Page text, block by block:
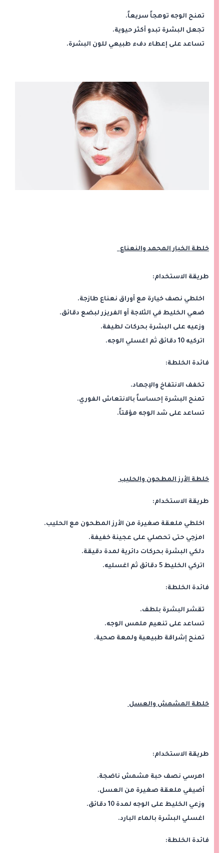
تمنح الوجه توهجاً سريعاً.
تجعل البشرة تبدو أكثر حيوية.
تساعد على إعطاء دفء طبيعي للون البشرة.
خلطة الخيار المجمد والنعناع
طريقة الاستخدام:
اخلطي نصف خيارة مع أوراق نعناع طازجة.
ضعي الخليط في الثلاجة أو الفريزر لبضع دقائق.
وزعيه على البشرة بحركات لطيفة.
اتركيه 10 دقائق ثم اغسلي الوجه.
فائدة الخلطة:
تخفف الانتفاخ والإجهاد.
تمنح البشرة إحساساً بالانتعاش الفوري.
تساعد على شد الوجه مؤقتاً.
خلطة الأرز المطحون والحليب
طريقة الاستخدام:
اخلطي ملعقة صغيرة من الأرز المطحون مع الحليب.
امزجي حتى تحصلي على عجينة خفيفة.
دلكي البشرة بحركات دائرية لمدة دقيقة.
اتركي الخليط 5 دقائق ثم اغسليه.
فائدة الخلطة:
تقشر البشرة بلطف.
تساعد على تنعيم ملمس الوجه.
تمنح إشراقة طبيعية ولمعة صحية.
خلطة المشمش والعسل
طريقة الاستخدام:
اهرسي نصف حبة مشمش ناضجة.
أضيفي ملعقة صغيرة من العسل.
وزعي الخليط على الوجه لمدة 10 دقائق.
اغسلي البشرة بالماء البارد.
فائدة الخلطة: